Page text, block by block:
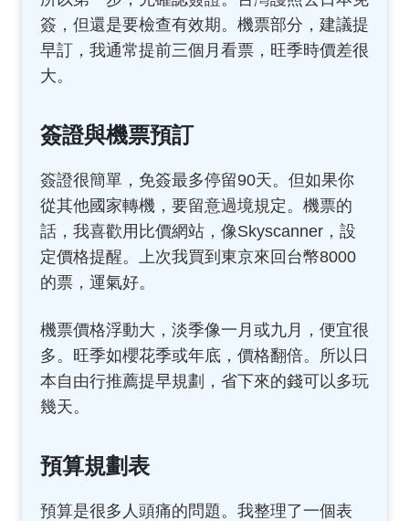
簽，但還是要檢查有效期。機票部分，建議提
早訂，我通常提前三個月看票，旺季時價差很
大。
簽證與機票預訂
簽證很簡單，免簽最多停留90天。但如果你
從其他國家轉機，要留意過境規定。機票的
話，我喜歡用比價網站，像Skyscanner，設
定價格提醒。上次我買到東京來回台幣8000
的票，運氣好。
機票價格浮動大，淡季像一月或九月，便宜很
多。旺季如櫻花季或年底，價格翻倍。所以日
本自由行推薦提早規劃，省下來的錢可以多玩
幾天。
預算規劃表
預算是很多人頭痛的問題。我整理了一個表